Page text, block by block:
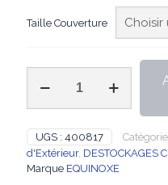
Taille Couverture
Couverture
d'extérieur
Imperméable
UGS : 400817
d'Extérieur, DESTOCKAGES
Marque EQUINOXE